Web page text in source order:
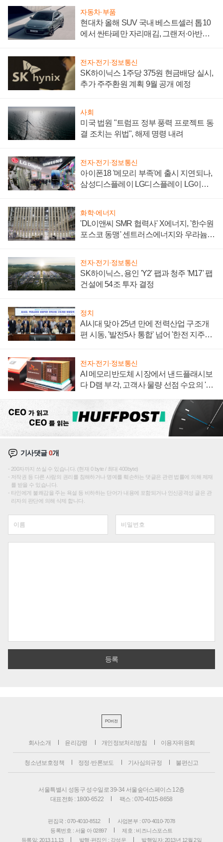
자동차·부품
현대차 올해 SUV 국내 베스트셀러 톱10
에서 싼타페만 자리매김, 그랜저·아반떼
전자·전기·정보통신
SK하이닉스 1주당 375원 현금배당 실시,
추가 주주환원 계획 9월 공개 예정
사회
미국 법원 "트럼프 정부 풍력 프로젝트 동
결 조치는 위법", 해제 명령 내려
전자·전기·정보통신
아이폰18 '메모리 부족'에 출시 지연되나,
삼성디스플레이 LG디스플레이 LG이노
화학·에너지
'DL이앤씨 SMR 협력사' X에너지, '한수원
포스코 동맹' 센트러스에너지와 우라늄
전자·전기·정보통신
SK하이닉스, 용인 'Y2' 팹과 청주 'M17' 팹
건설에 54조 투자 결정
정치
AI시대 맞아 25년 만에 전력산업 구조개
편 시동, '발전5사 통합' 넘어 '한전 지주사'
전자·전기·정보통신
AI 메모리반도체 시장에서 낸드플래시보
다 D램 부각, 고객사 물량 선점 수요의 '우
기사댓글0개
200자까지 쓰실 수 있습니다. (현재 0 byte / 최대 400byte)
저작권 등 다른 사람의 권리를 침해하거나 명예를 훼손하는 댓글은 관련 법률에 의해 제재
를 받을 수 있습니다.
타인에게 불쾌감을 주는 욕설 등 비하하는 단어가 내용에 포함되거나 인신공격성 글은 관
리자의 판단에 의해 삭제 합니다.
PC버전
회사소개 윤리강령 개인정보처리방침 이용자위원회
청소년보호정책 정정·반론보도 기사심의규정 불편신고
서울특별시 성동구 성수일로 39-34 서울숲더스페이스 12층
대표전화 : 1800-6522
팩스 : 070-4015-8658
편집국 : 070-4010-8512
사업본부 : 070-4010-7078
등록번호 : 서울 아 02897
제호 : 비즈니스포스트
등록일: 2013.11.13
발행·편집인 : 강석운 발행일자: 2013년 12월 2일